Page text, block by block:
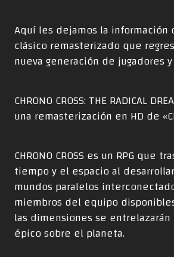
Aquí les dejamos la
clásico remasterizado que
nueva generación de jugadores
CHRONO CROSS: THE RADICAL
una remasterización en HD de
CHRONO CROSS es un RPG que
tiempo y el espacio al
mundos paralelos
miembros del equipo
las dimensiones se
épico sobre el planeta.